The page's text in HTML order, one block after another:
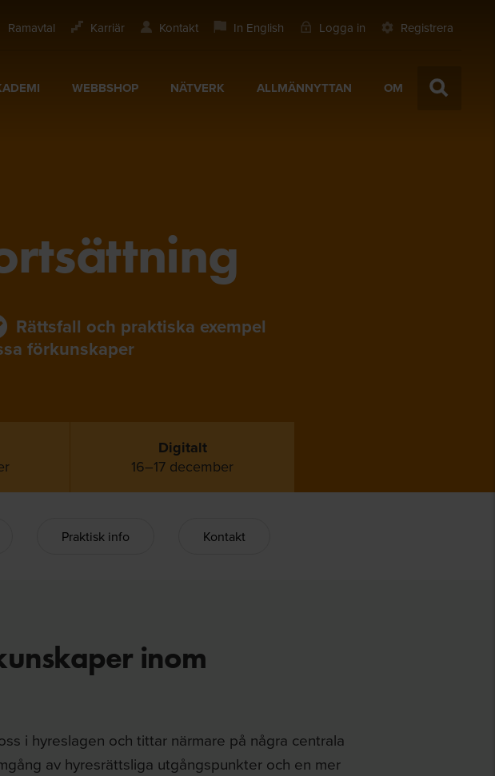
Ramavtal Karriär Kontakt In English Logga in Registrera
WEBBSHOP NÄTVERK ALLMÄNNYTTAN OM
Rättsfall och praktiska exempel
förkunskaper
Digitalt
16–17 december
Praktisk info Kontakt
inom
i hyreslagen och tittar närmare på några centrala
av hyresrättsliga utgångspunkter och en mer